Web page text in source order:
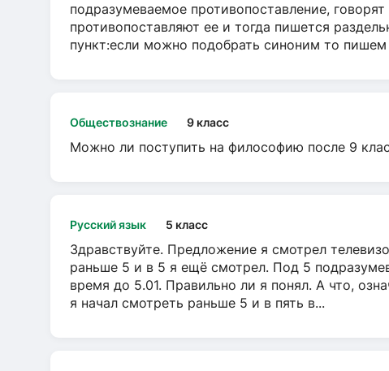
подразумеваемое противопоставление,
противопоставляют ее и тогда пишется
пункт:если можно подобрать синоним то пишем
Обществознание 9 класс
Можно ли поступить на философию после 9
Русский язык 5 класс
Здравствуйте. Предложение я смотрел
раньше 5 и в 5 я ещё смотрел. Под 5
время до 5.01. Правильно ли я понял. А что,
я начал смотреть раньше 5 и в пять в...